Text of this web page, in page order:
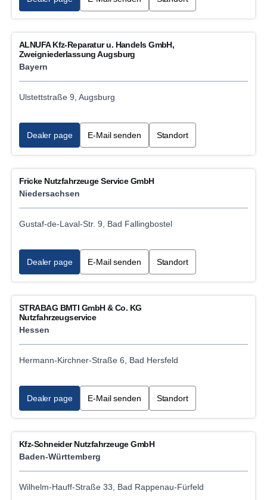
24h Emergency breakdown service
Transport refrigeration unit service
Tyre service
Tail lift services
Analogue tachograph inspection and repairs
Digital tachograph data download
Gas vehicle service LNG
Hook lift service
ADR vehicle service
Towing and recovery service
E-mobility VCB Battery Repair Service Workshop
ALNUFA Kfz-Reparatur u. Handels GmbH,
Zweigniederlassung Augsburg
Bayern
Ulstettstraße 9, Augsburg
Dealer page E-Mail senden Standort
Fricke Nutzfahrzeuge Service GmbH
Niedersachsen
Gustaf-de-Laval-Str. 9, Bad Fallingbostel
Dealer page E-Mail senden Standort
STRABAG BMTI GmbH & Co. KG
Nutzfahrzeugservice
Hessen
Hermann-Kirchner-Straße 6, Bad Hersfeld
Dealer page E-Mail senden Standort
Kfz-Schneider Nutzfahrzeuge GmbH
Baden-Württemberg
Wilhelm-Hauff-Straße 33, Bad Rappenau-Fürfeld